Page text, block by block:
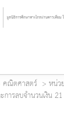
คณิตศาสตร์
หน่ว
การลบจำนวนเงิน